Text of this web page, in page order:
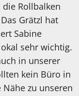
Rollbalken
Grätzl hat
Sabine
sehr wichtig.
in unserer
kein Büro in
zu unseren